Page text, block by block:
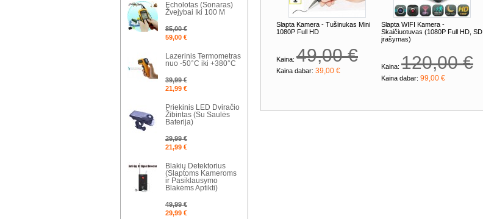
Slapta Kamera - Tušinukas Mini
1080P Full HD
Kaina: 49,00 €
Kaina dabar: 39,00 €
Slapta WIFI Kamera -
Skaičiuotuvas (1080P Full HD, SD
įrašymas)
Kaina: 120,00 €
Kaina dabar: 99,00 €
Echolotas (Sonaras)
Žvejybai Iki 100 M
85,00 €
59,00 €
Lazerinis Termometras
nuo -50°C iki +380°C
39,99 €
21,99 €
Priekinis LED Dviračio
Žibintas (Su Saulės
Baterija)
29,99 €
21,99 €
Blakių Detektorius
(Slaptoms Kameroms
ir Pasiklausymo
Blakėms Aptikti)
49,99 €
29,99 €